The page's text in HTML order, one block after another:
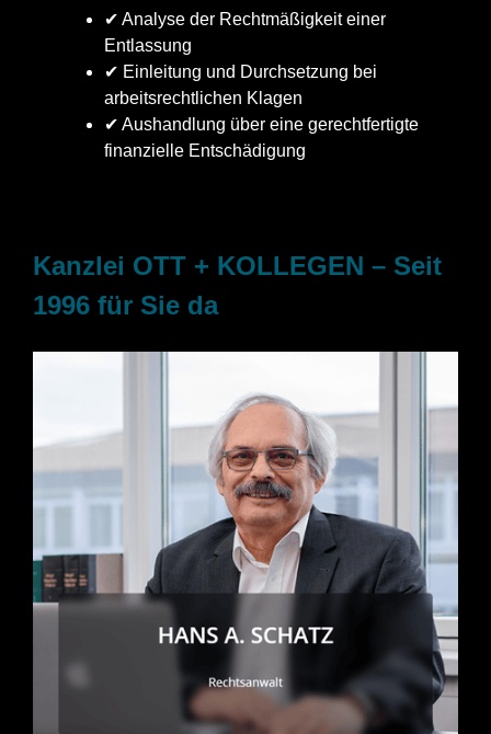
✔ Analyse der Rechtmäßigkeit einer
Entlassung
✔ Einleitung und Durchsetzung bei
arbeitsrechtlichen Klagen
✔ Aushandlung über eine gerechtfertigte
finanzielle Entschädigung
Kanzlei OTT + KOLLEGEN – Seit
1996 für Sie da